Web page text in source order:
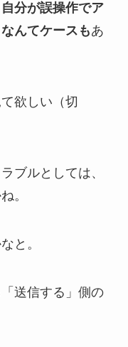
分が誤操作でア
んてケースもあ
欲しい（切
ブルとしては、
。
と。
送信する」側の